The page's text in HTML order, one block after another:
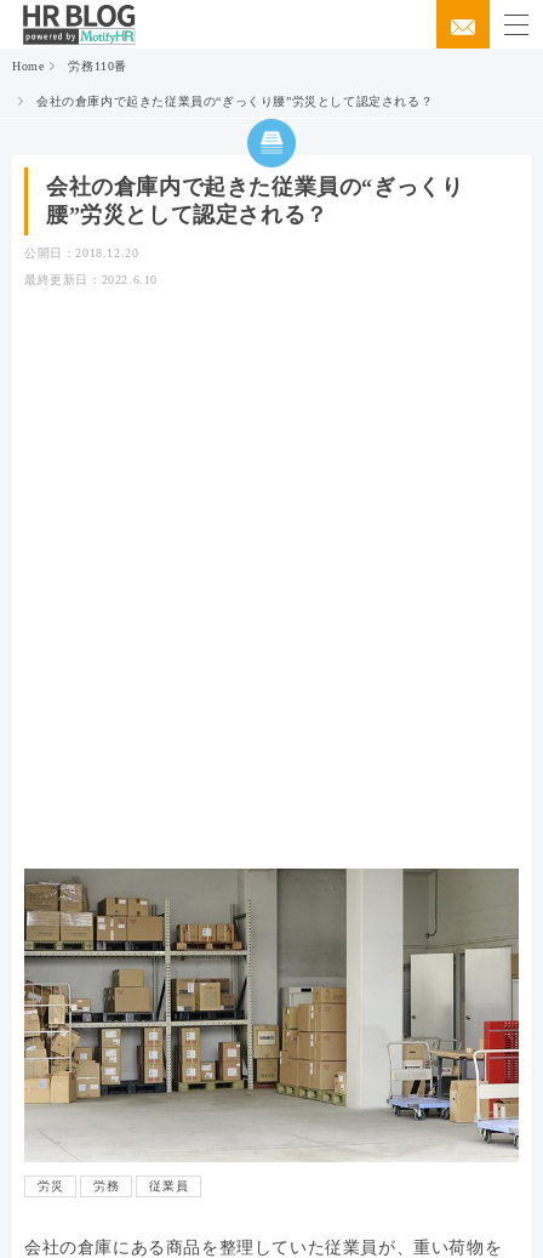
Home 労務110番
会社の倉庫内で起きた従業員の“ぎっくり腰”労災として認定される？
会社の倉庫内で起きた従業員の“ぎっくり
腰”労災として認定される？
公開日：2018.12.20
最終更新日：2022.6.10
労災 労務 従業員
会社の倉庫にある商品を整理していた従業員が、重い荷物を